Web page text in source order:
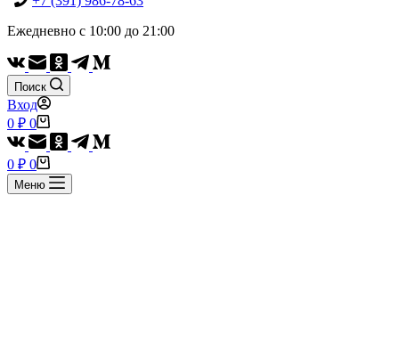
Ежедневно с 10:00 до 21:00
Поиск
Вход
Корзина
0 ₽ 0
Корзина
0 ₽ 0
Меню